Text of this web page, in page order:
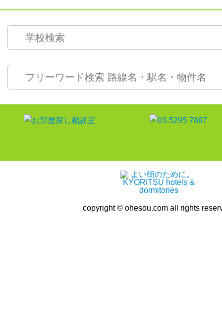
copyright © ohesou.com all rights